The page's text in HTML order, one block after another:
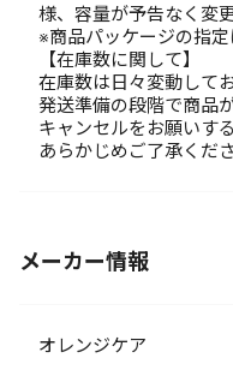
様、容量が予告なく変
※商品パッケージの指定
【在庫数に関して】
在庫数は日々変動してお
発送準備の段階で商品
キャンセルをお願いす
あらかじめご了承くださ
メーカー情報
オレンジケア